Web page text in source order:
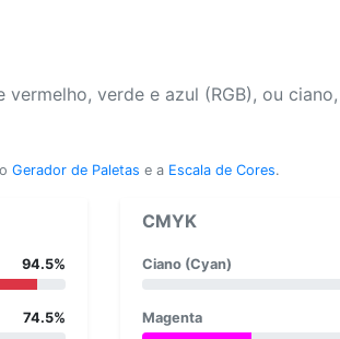
verde e azul (RGB), ou
Gerador de Paletas e a Escala de Cores.
94.5%
74.5%
CMYK
Ciano (Cyan)
Magenta